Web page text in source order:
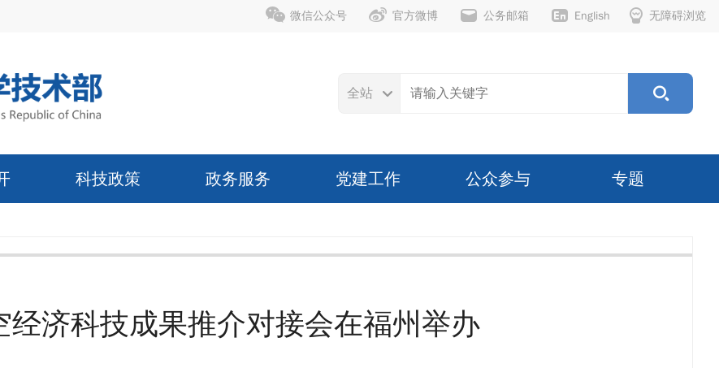
无障碍浏览
English
公务邮箱
官方微博
微信公众号
全站
科技政策 政务服务 党建工作 公众参与 专题
经济科技成果推介对接会在福州举办